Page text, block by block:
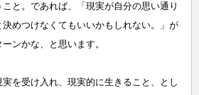
と。であれば、「現実が自分の思い通り
めつけなくてもいいかもしれない。」が
ンかな、と思います。
を受け入れ、現実的に生きること、とし